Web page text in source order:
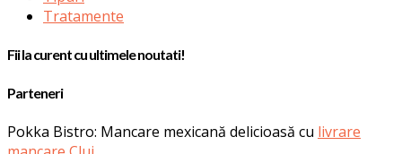
Tratamente
Fii la curent cu ultimele noutati!
Parteneri
Pokka Bistro: Mancare mexicană delicioasă cu livrare